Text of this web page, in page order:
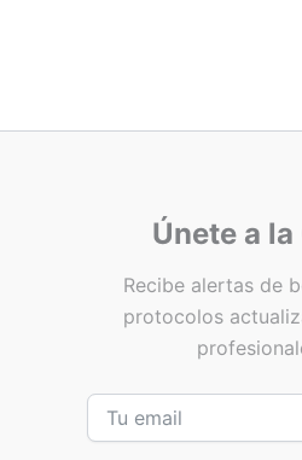
Únete a
Recibe alertas de
protocolos